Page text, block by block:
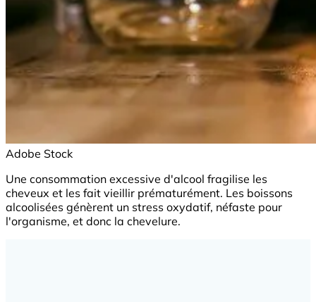
Adobe Stock
Une consommation excessive d'alcool fragilise les
cheveux et les fait vieillir prématurément. Les boissons
alcoolisées génèrent un stress oxydatif, néfaste pour
l'organisme, et donc la chevelure.